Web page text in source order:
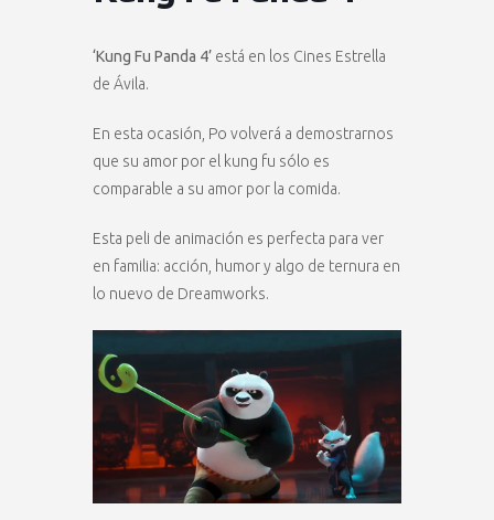
‘Kung Fu Panda 4’ está en los Cines Estrella
de Ávila.
En esta ocasión, Po volverá a demostrarnos
que su amor por el kung fu sólo es
comparable a su amor por la comida.
Esta peli de animación es perfecta para ver
en familia: acción, humor y algo de ternura en
lo nuevo de Dreamworks.